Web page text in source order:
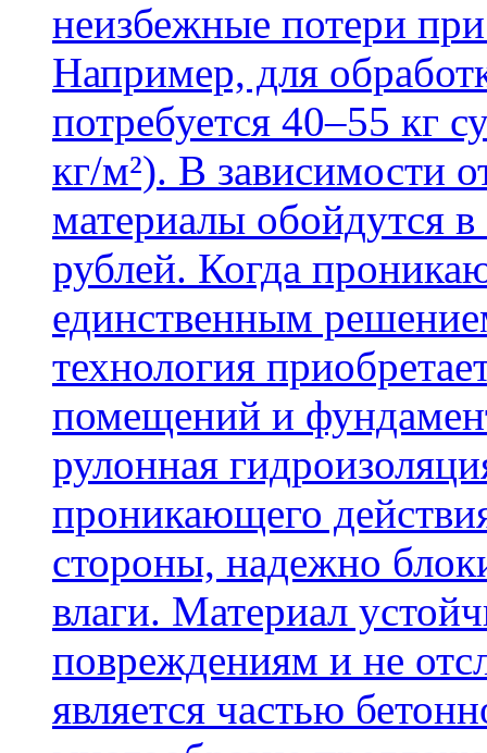
неизбежные потери
Например, для
потребуется 40–55 кг
кг/м²). В зависимости
материалы обойдутся
рублей. Когда
единственным
технология
помещений и
рулонная
проникающего
стороны, надежно
влаги. Материал
повреждениям и не
является частью